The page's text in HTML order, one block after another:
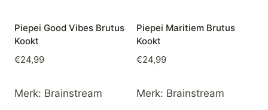
Piepei Good Vibes Brutus
Kookt
€24,99
Merk: Brainstream
Piepei Maritiem Brutus
Kookt
€24,99
Merk: Brainstream